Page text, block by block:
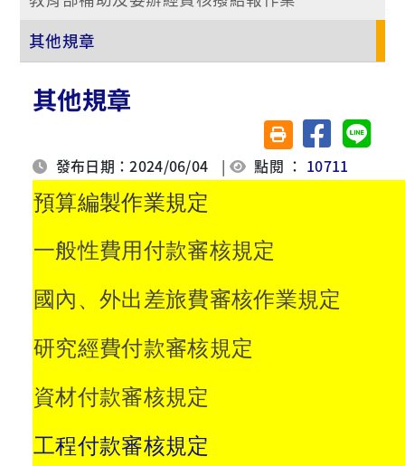
其他規章
其他規章
友善列印(另開視窗)
分享至臉書分享
發布日期：2024/06/04 | 點閱 ： 10711
預算編製作業規定
一般性費用付款審核規定
國內、外出差旅費審核作業規定
研究經費付款審核規定
資材付款審核規定
工程付款審核規定